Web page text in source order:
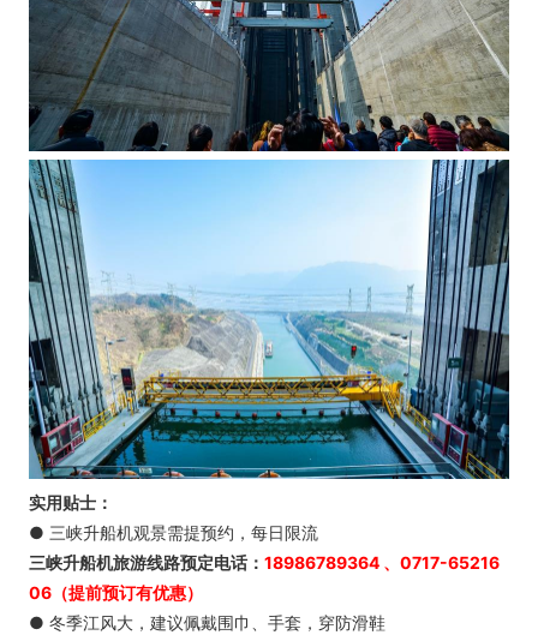
实用贴士：
● 三峡升船机观景需提预约，每日限流
三峡升船机旅游线路预定电话： 18986789364 、0717-65216
06​（提前预订有优惠）
● 冬季江风大，建议佩戴围巾、手套，穿防滑鞋